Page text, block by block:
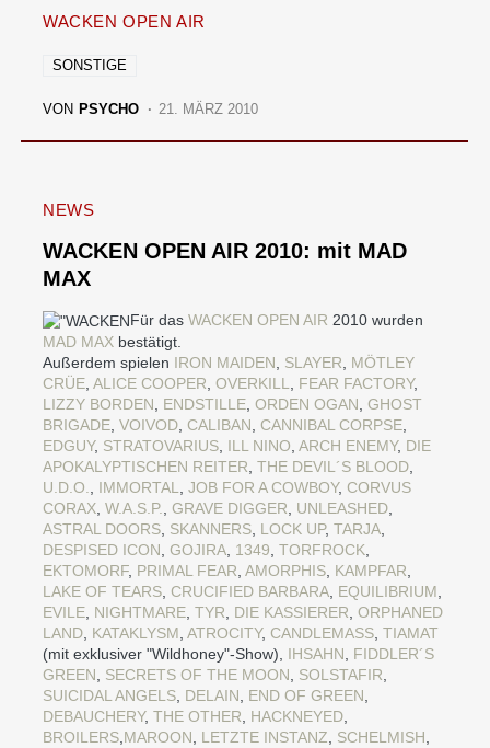
WACKEN OPEN AIR
SONSTIGE
VON PSYCHO 21. MÄRZ 2010
NEWS
WACKEN OPEN AIR 2010: mit MAD
MAX
Für das WACKEN OPEN AIR 2010 wurden
MAD MAX bestätigt.
Außerdem spielen IRON MAIDEN SLAYER
MÖTLEY
CRÜE ALICE COOPER OVERKILL FEAR FACTORY,
LIZZY BORDEN
ENDSTILLE ORDEN OGAN GHOST
BRIGADE VOIVOD CALIBAN CANNIBAL CORPSE
EDGUY, STRATOVARIUS ILL NINO ARCH ENEMY, DIE
APOKALYPTISCHEN REITER THE DEVIL´S BLOOD
U.D.O.
IMMORTAL JOB FOR A COWBOY, CORVUS
CORAX W.A.S.P. GRAVE DIGGER UNLEASHED
ASTRAL DOORS SKANNERS LOCK UP, TARJA
DESPISED ICON GOJIRA 1349 TORFROCK
EKTOMORF, PRIMAL FEAR AMORPHIS KAMPFAR
LAKE OF TEARS CRUCIFIED BARBARA EQUILIBRIUM
EVILE NIGHTMARE TYR DIE KASSIERER ORPHANED
LAND KATAKLYSM ATROCITY, CANDLEMASS TIAMAT
(mit exklusiver "Wildhoney"-Show), IHSAHN
FIDDLER´S
GREEN
SECRETS OF THE MOON SOLSTAFIR
SUICIDAL ANGELS DELAIN END OF GREEN
DEBAUCHERY, THE OTHER HACKNEYED
BROILERS MAROON LETZTE INSTANZ SCHELMISH